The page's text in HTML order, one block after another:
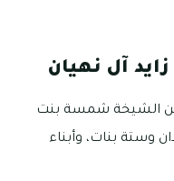
آل نهيان
من الشيخة شمسة بنت
وستة بنات، وأبناء